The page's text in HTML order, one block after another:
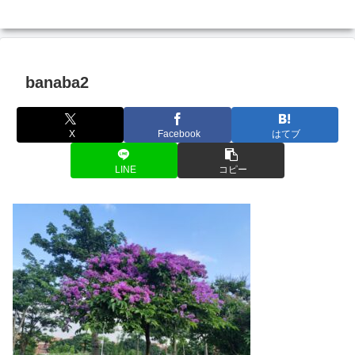
banaba2
X Facebook はてブ
LINE コピー